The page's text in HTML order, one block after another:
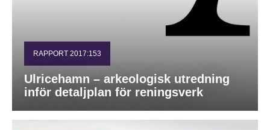
RAPPORT 2017:153
Ulricehamn – arkeologisk utredning
inför detaljplan för reningsverk